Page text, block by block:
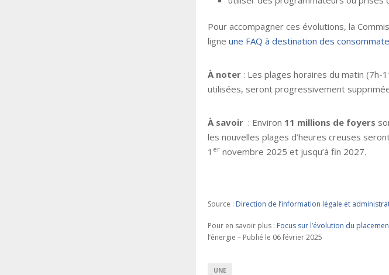
Pour accompagner ces évolutions, la
ligne une FAQ à destination des
À noter : Les plages horaires du matin
utilisées, seront progressivement
À savoir : Environ 11 millions de foyers
les nouvelles plages d’heures creuses
1 er novembre 2025 et jusqu’à fin 2027.
Source : Direction de l’information légale et
Pour en savoir plus : Focus sur l’évolution du
l’énergie – Publié le 06 février 2025
UNE